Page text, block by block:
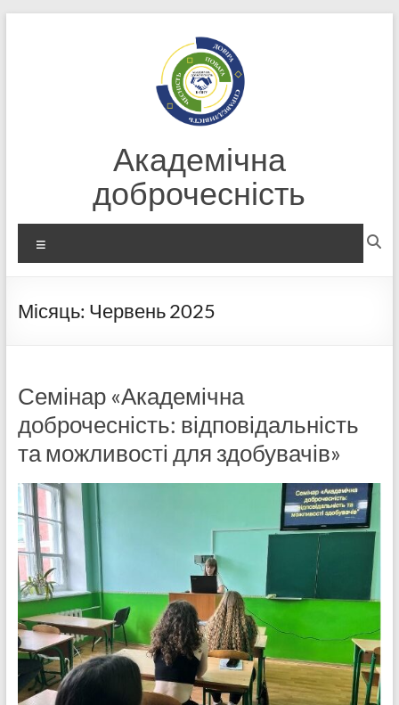
Академічна
доброчесність
Місяць: Червень 2025
Семінар «Академічна
доброчесність: відповідальність
та можливості для здобувачів»